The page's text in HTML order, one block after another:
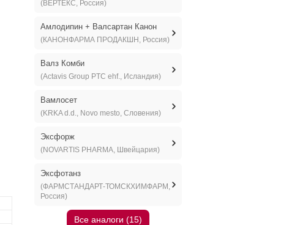
(ВЕРТЕКС, Россия)
Амлодипин + Валсартан Канон
(КАНОНФАРМА ПРОДАКШН, Россия)
Валз Комби
(Actavis Group PTC ehf., Исландия)
Вамлосет
(KRKA d.d., Novo mesto, Словения)
Эксфорж
(NOVARTIS PHARMA, Швейцария)
Эксфотанз
(ФАРМСТАНДАРТ-ТОМСКХИМФАРМ,
Россия)
Все аналоги (15)